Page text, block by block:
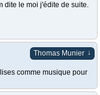
dite le moi j'édite de suite.
Thomas Munier ↓
comme musique pour